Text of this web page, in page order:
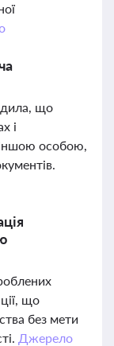
що
і
іншою особою,
що
без мети
Джерело